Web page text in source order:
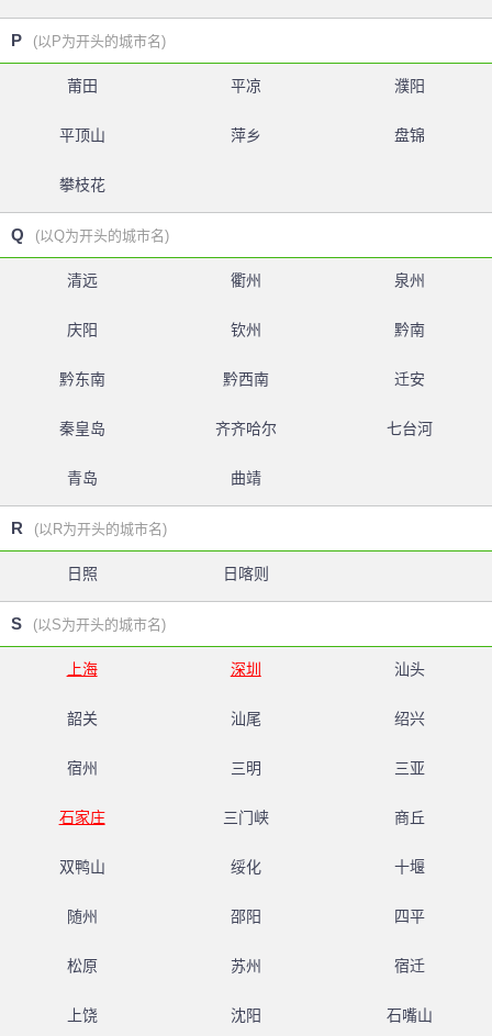
P (以P为开头的城市名)
莆田 平凉 濮阳
平顶山 萍乡 盘锦
攀枝花
Q (以Q为开头的城市名)
清远 衢州 泉州
庆阳 钦州 黔南
黔东南 黔西南 迁安
秦皇岛 齐齐哈尔 七台河
青岛 曲靖
R (以R为开头的城市名)
日照 日喀则
S (以S为开头的城市名)
上海 深圳 汕头
韶关 汕尾 绍兴
宿州 三明 三亚
石家庄 三门峡 商丘
双鸭山 绥化 十堰
随州 邵阳 四平
松原 苏州 宿迁
上饶 沈阳 石嘴山